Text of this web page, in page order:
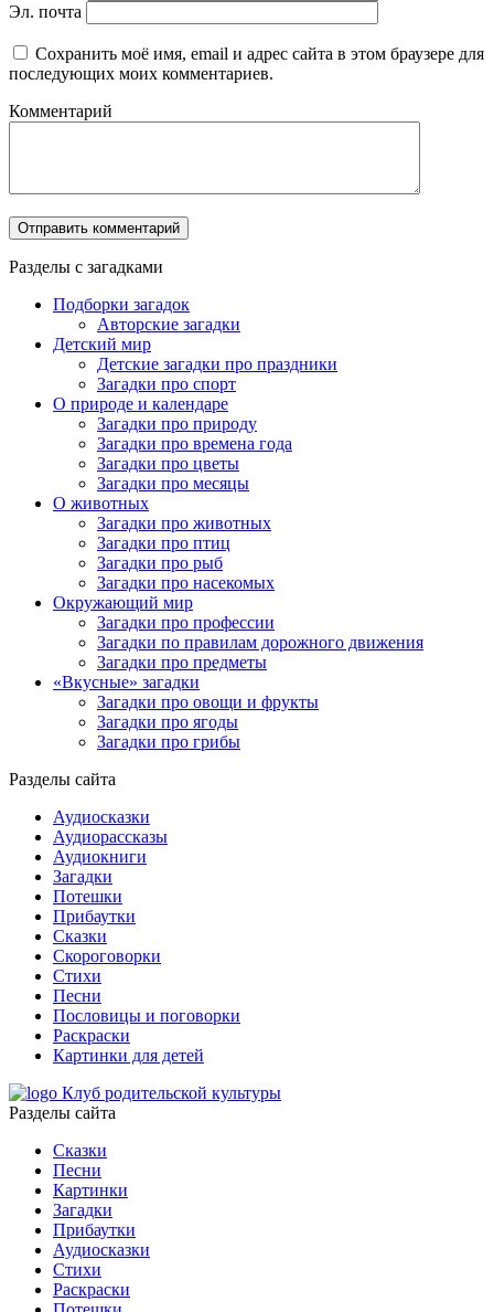
Эл. почта
Сохранить моё имя, email и адрес сайта в этом браузере для
последующих моих комментариев.
Комментарий
Разделы с загадками
Подборки загадок
Авторские загадки
Детский мир
Детские загадки про праздники
Загадки про спорт
О природе и календаре
Загадки про природу
Загадки про времена года
Загадки про цветы
Загадки про месяцы
О животных
Загадки про животных
Загадки про птиц
Загадки про рыб
Загадки про насекомых
Окружающий мир
Загадки про профессии
Загадки по правилам дорожного движения
Загадки про предметы
«Вкусные» загадки
Загадки про овощи и фрукты
Загадки про ягоды
Загадки про грибы
Разделы сайта
Аудиосказки
Аудиорассказы
Аудиокниги
Загадки
Потешки
Прибаутки
Сказки
Скороговорки
Стихи
Песни
Пословицы и поговорки
Раскраски
Картинки для детей
Клуб родительской культуры
Разделы сайта
Сказки
Песни
Картинки
Загадки
Прибаутки
Аудиосказки
Стихи
Раскраски